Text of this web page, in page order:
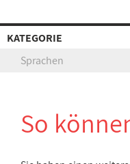
KATEGORIE
Sprachen
So